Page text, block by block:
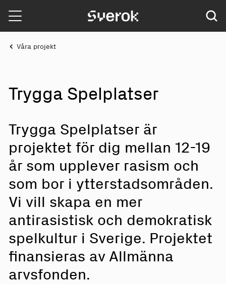
Sverok
Våra projekt
Trygga Spelplatser
Trygga Spelplatser är
projektet för dig mellan 12-19
år som upplever rasism och
som bor i ytterstadsområden.
Vi vill skapa en mer
antirasistisk och demokratisk
spelkultur i Sverige. Projektet
finansieras av Allmänna
arvsfonden.